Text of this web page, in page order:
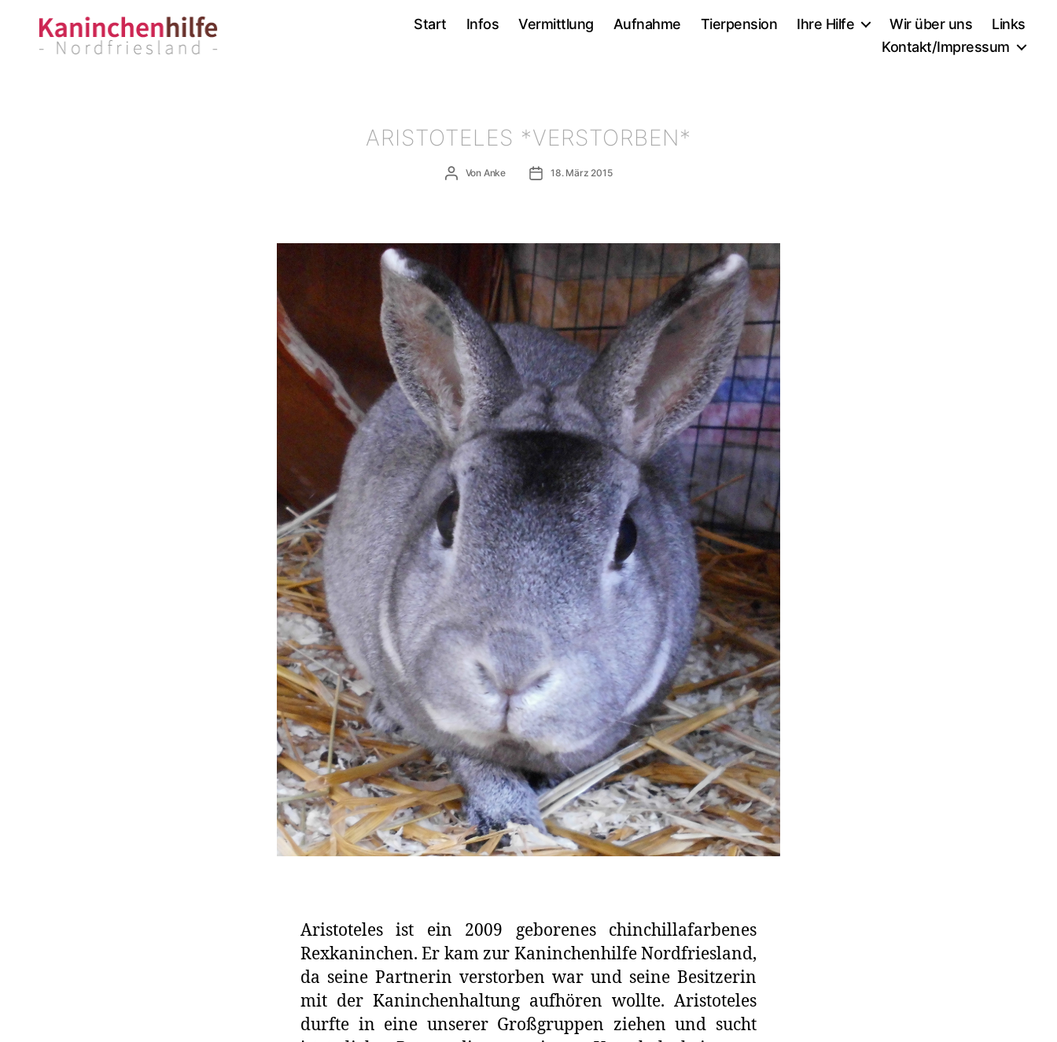
Start Infos Vermittlung Aufnahme Tierpension Ihre Hilfe Wir über uns
Links
Kontakt/Impressum
ARISTOTELES *VERSTORBEN*
Beitragsautor
Von Anke Veröffentlichungsdatum
18. März 2015
Aristoteles ist ein 2009 geborenes chinchillafarbenes
Rexkaninchen. Er kam zur Kaninchenhilfe Nordfriesland,
da seine Partnerin verstorben war und seine Besitzerin
mit der Kaninchenhaltung aufhören wollte. Aristoteles
durfte in eine unserer Großgruppen ziehen und sucht